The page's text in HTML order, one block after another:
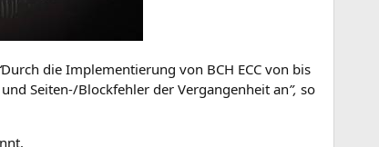
Durch die Imple­men­tie­rung von BCH ECC von bis
Sei­ten-/Block­feh­ler der Ver­gan­gen­heit an”, so